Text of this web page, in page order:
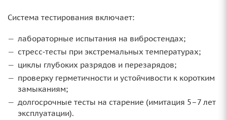
Система тестирования включает:
лабораторные испытания на вибростендах;
стресс‑тесты при экстремальных температурах;
циклы глубоких разрядов и перезарядов;
проверку герметичности и устойчивости к коротким
замыканиям;
долгосрочные тесты на старение (имитация 5–7 лет
эксплуатации).